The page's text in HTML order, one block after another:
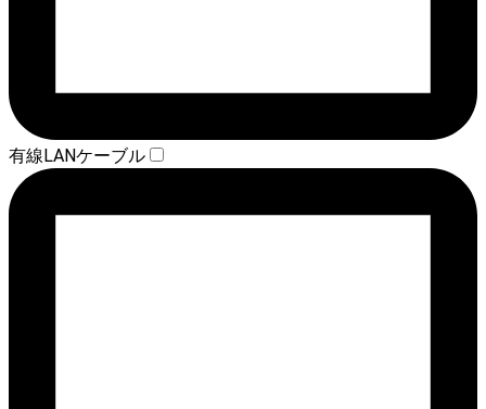
有線LANケーブル